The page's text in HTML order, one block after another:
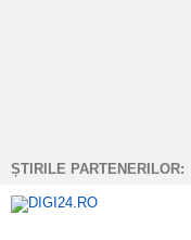
ȘTIRILE PARTENERILOR: